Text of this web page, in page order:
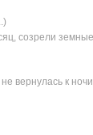
созрели земные
вернулась к